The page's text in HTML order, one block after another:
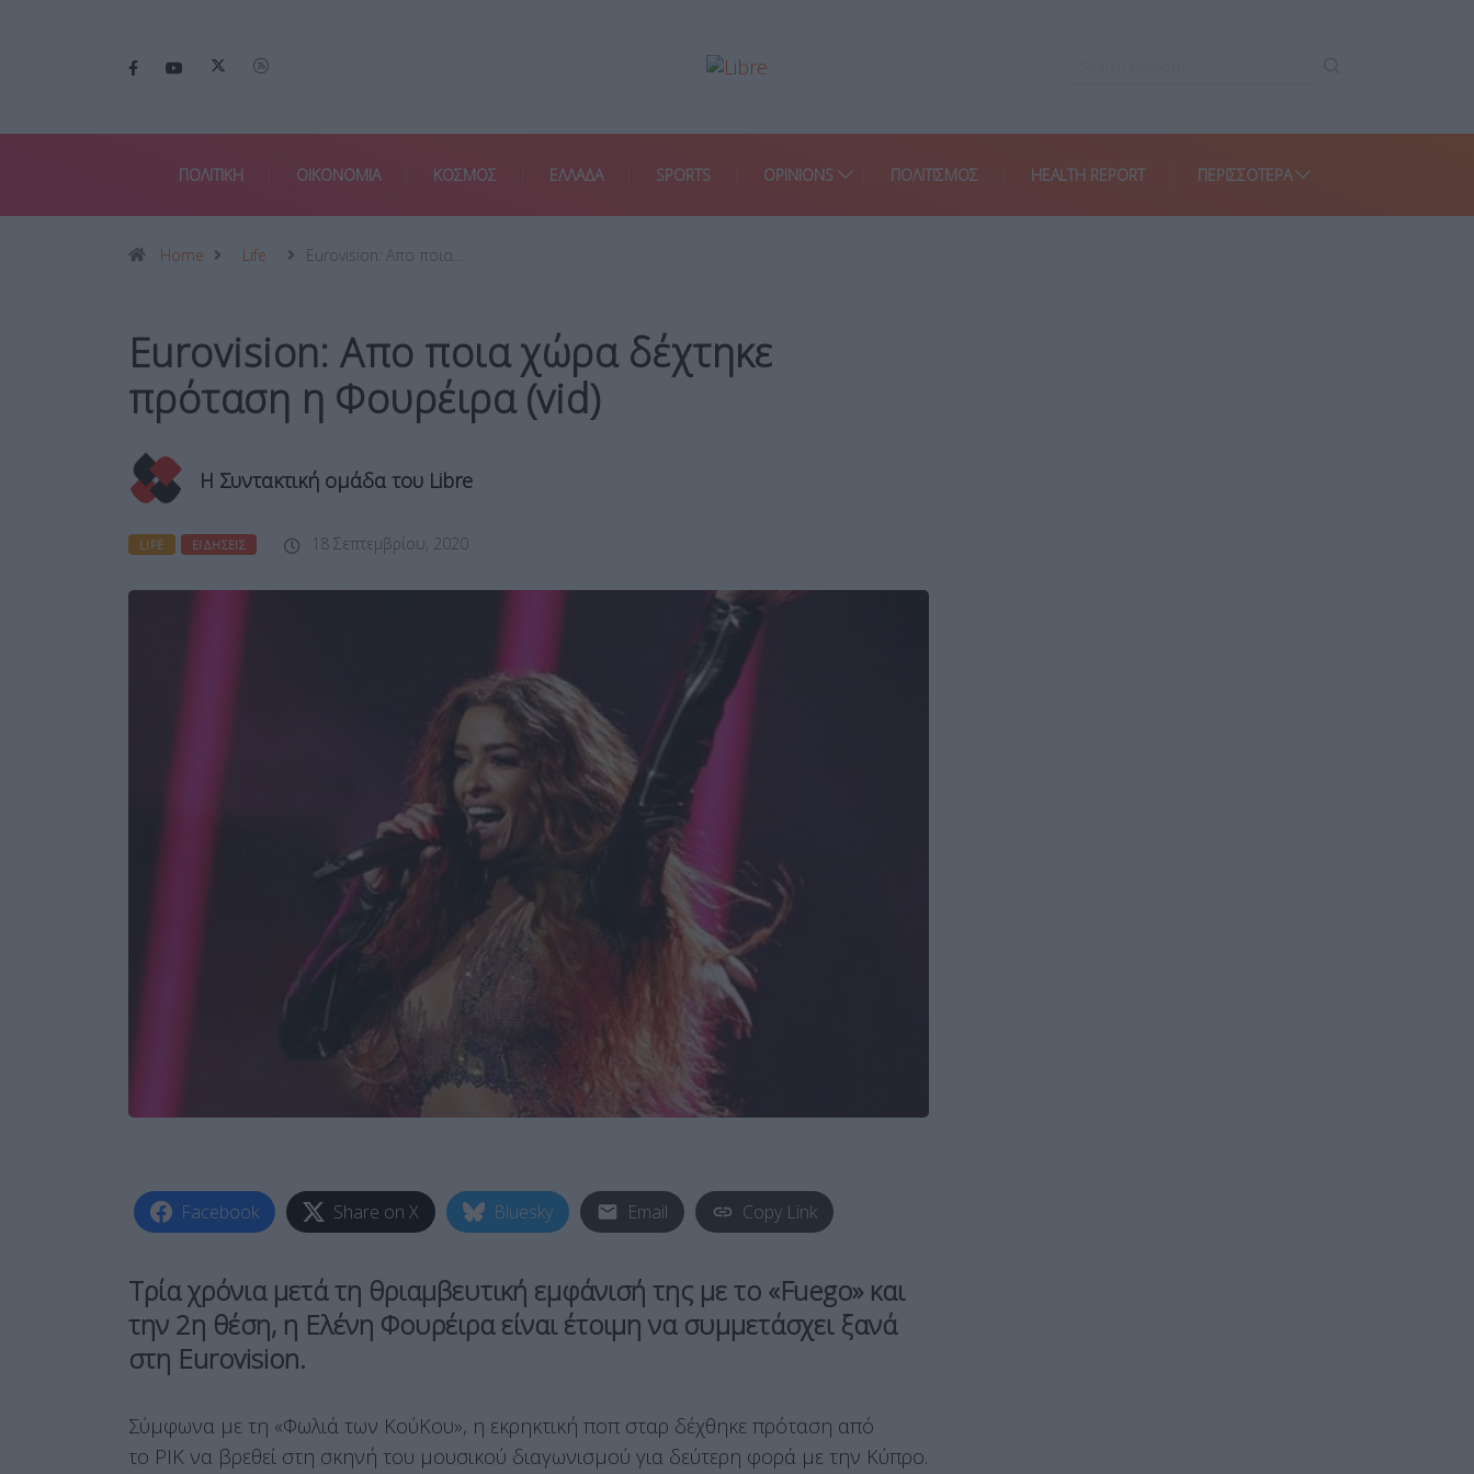
ΠΟΛΙΤΙΚΗ ΟΙΚΟΝΟΜΙΑ ΚΟΣΜΟΣ ΕΛΛΑΔΑ SPORTS OPINIONS ΠΟΛΙΤΙΣΜΟΣ HEALTH REPORT ΠΕΡΙΣΣΌΤΕΡΑ
Home Life Eurovision: Απο ποια…
Eurovision: Απο ποια χώρα δέχτηκε
πρόταση η Φουρέιρα (vid)
Η Συντακτική ομάδα του Libre
LIFE ΕΙΔΉΣΕΙΣ 18 Σεπτεμβρίου, 2020
Facebook Share on X Bluesky Email Copy Link
Τρία χρόνια μετά τη θριαμβευτική εμφάνισή της με το «Fuego» και
την 2η θέση, η Ελένη Φουρέιρα είναι έτοιμη να συμμετάσχει ξανά
στη Eurovision.
Σύμφωνα με τη «Φωλιά των ΚούΚου», η εκρηκτική ποπ σταρ δέχθηκε πρόταση από
το ΡΙΚ να βρεθεί στη σκηνή του μουσικού διαγωνισμού για δεύτερη φορά με την Κύπρο.